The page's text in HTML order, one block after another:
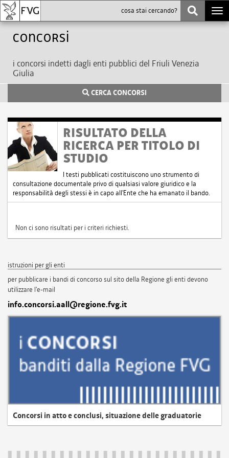
Concorsi
i concorsi indetti dagli enti pubblici del Friuli Venezia
Giulia
CERCA CONCORSI
RISULTATO DELLA
RICERCA PER TITOLO DI
STUDIO
I testi pubblicati costituiscono uno strumento di
consultazione documentale privo di qualsiasi valore giuridico e la
responsabilità degli stessi è in capo all'Ente che ha emanato il bando.
Non ci sono risultati per i criteri richiesti.
istruzioni per gli enti
per pubblicare i bandi di concorso sul sito della Regione gli enti devono
utilizzare l'e-mail
info.concorsi.aall@regione.fvg.it
Concorsi in atto e conclusi, situazione delle graduatorie